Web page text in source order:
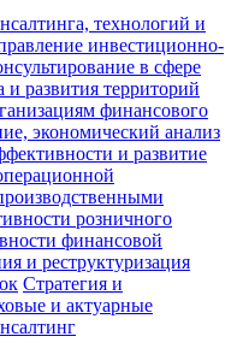
технологий и
инвестиционно-
в сфере
и развития территорий
финансового
экономический анализ
и развитие
розничного
финансовой
и реструктуризация
Стратегия и
и актуарные